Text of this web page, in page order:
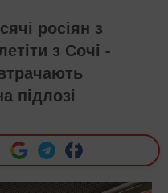
росіян з
з Сочі -
підлозі